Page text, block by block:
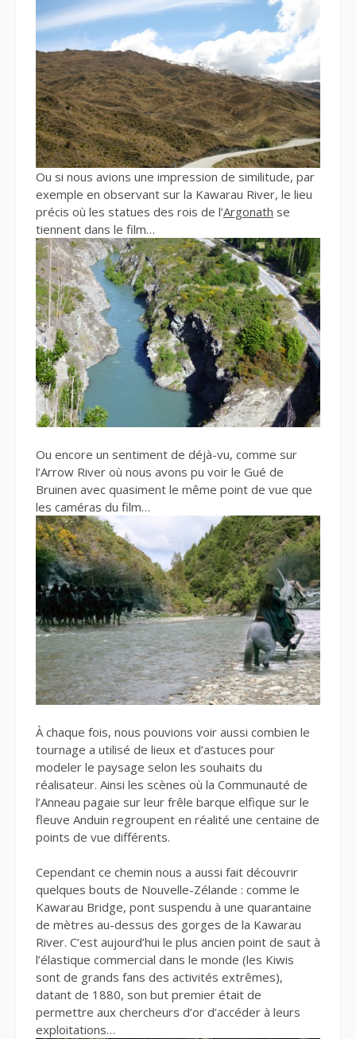
Ou si nous avions une impression de similitude, par
exemple en observant sur la Kawarau River, le lieu
précis où les statues des rois de l’Argonath se
tiennent dans le film…
Ou encore un sentiment de déjà-vu, comme sur
l’Arrow River où nous avons pu voir le Gué de
Bruinen avec quasiment le même point de vue que
les caméras du film…
À chaque fois, nous pouvions voir aussi combien le
tournage a utilisé de lieux et d’astuces pour
modeler le paysage selon les souhaits du
réalisateur. Ainsi les scènes où la Communauté de
l’Anneau pagaie sur leur frêle barque elfique sur le
fleuve Anduin regroupent en réalité une centaine de
points de vue différents.
Cependant ce chemin nous a aussi fait découvrir
quelques bouts de Nouvelle-Zélande : comme le
Kawarau Bridge, pont suspendu à une quarantaine
de mètres au-dessus des gorges de la Kawarau
River. C’est aujourd’hui le plus ancien point de saut à
l’élastique commercial dans le monde (les Kiwis
sont de grands fans des activités extrêmes),
datant de 1880, son but premier était de
permettre aux chercheurs d’or d’accéder à leurs
exploitations…